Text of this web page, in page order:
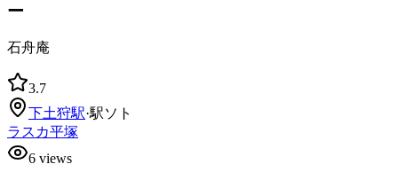
ー
石舟庵
3.7
下土狩駅·駅ソト
ラスカ平塚
6 views